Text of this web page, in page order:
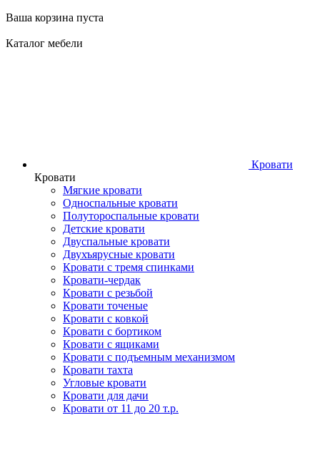
Ваша корзина пуста
Каталог мебели
Кровати
Кровати
Мягкие кровати
Односпальные кровати
Полутороспальные кровати
Детские кровати
Двуспальные кровати
Двухъярусные кровати
Кровати с тремя спинками
Кровати-чердак
Кровати с резьбой
Кровати точеные
Кровати с ковкой
Кровати с бортиком
Кровати с ящиками
Кровати с подъемным механизмом
Кровати тахта
Угловые кровати
Кровати для дачи
Кровати от 11 до 20 т.р.